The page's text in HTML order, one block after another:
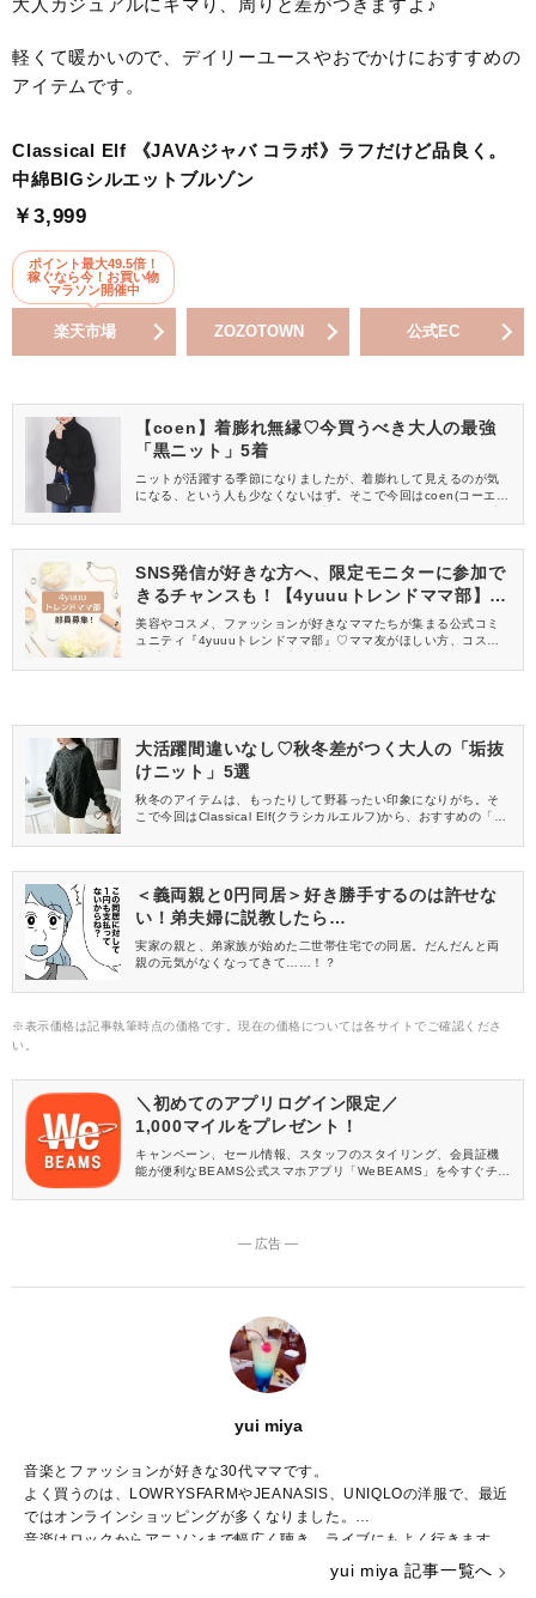
軽くて暖かいので、デイリーユースやおでかけにおすすめの
アイテムです。
Classical Elf 《JAVAジャバ コラボ》ラフだけど品良く。
中綿BIGシルエットブルゾン
￥3,999
ポイント最大49.5倍！
稼ぐなら今！お買い物
マラソン開催中
楽天市場 ZOZOTOWN 公式EC
【coen】着膨れ無縁♡今買うべき大人の最強
「黒ニット」5着
ニットが活躍する季節になりましたが、着膨れして見えるのが気
になる、という人も少なくないはず。そこで今回はcoen(コーエ
膨れせずすっきり見えるアイテムばかりなので必見ですよ♡
SNS発信が好きな方へ、限定モニターに参加で
きるチャンスも！【4yuuuトレンドママ部】部
員募集中
美容やコスメ、ファッションが好きなママたちが集まる公式コミ
ュニティ『4yuuuトレンドママ部』♡ママ友がほしい方、コスメサ
信してくれる方を募集しています！
大活躍間違いなし♡秋冬差がつく大人の「垢抜
けニット」5選
秋冬のアイテムは、もったりして野暮ったい印象になりがち。そ
こで今回はClassical Elf(クラシカルエルフ)から、おすすめの「垢
イテムなので、ぜひチェックしてくださいね♡
＜義両親と0円同居＞好き勝手するのは許せな
い！弟夫婦に説教したら…
実家の親と、弟家族が始めた二世帯住宅での同居。だんだんと両
親の元気がなくなってきて……！？
※表示価格は記事執筆時点の価格です。現在の価格については各サイトでご確認くださ
い。
＼初めてのアプリログイン限定／
1,000マイルをプレゼント！
キャンペーン、セール情報、スタッフのスタイリング、会員証機
能が便利なBEAMS公式スマホアプリ「WeBEAMS」を今すぐチェ
― 広告 ―
yui miya
音楽とファッションが好きな30代ママです。
よく買うのは、LOWRYSFARMやJEANASIS、UNIQLOの洋服で、最近
ではオンラインショッピングが多くなりました。
音楽はロックからアニソンまで幅広く聴き、ライブにもよく行きます。
ハリーポッターシリーズのファンで、ファンタスティックビーストの新
yui miya 記事一覧へ